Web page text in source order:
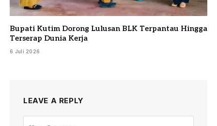
Bupati Kutim Dorong Lulusan BLK Terpantau Hingga
Terserap Dunia Kerja
6 Juli 2026
LEAVE A REPLY